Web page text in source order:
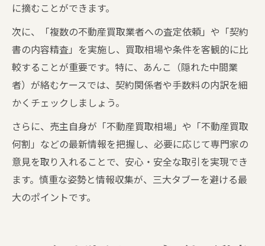
に摘むことができます。
次に、「複数の不動産買取業者への査定依頼」や「契約
書の内容精査」を実施し、買取相場や条件を客観的に比
較することが重要です。特に、あんこ（隠れた中間業
者）が絡むケースでは、契約関係者や手数料の内訳を細
かくチェックしましょう。
さらに、売主自身が「不動産買取相場」や「不動産買取
何割」などの最新情報を把握し、必要に応じて専門家の
意見を取り入れることで、安心・安全な取引を実現でき
ます。慎重な姿勢と情報収集が、三大タブーを避ける最
大のポイントです。